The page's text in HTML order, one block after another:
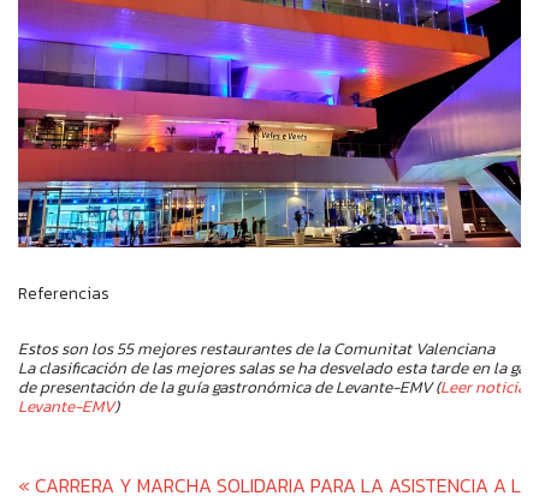
Referencias
Estos son los 55 mejores restaurantes de la Comunitat Valenciana
La clasificación de las mejores salas se ha desvelado esta tarde en la gala
de presentación de la guía gastronómica de Levante-EMV (Leer noticia
Levante-EMV)
Post
« CARRERA Y MARCHA SOLIDARIA PARA LA ASISTENCIA A LA